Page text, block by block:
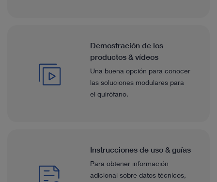
Demostración de los
productos & vídeos
Una buena opción para conocer
las soluciones modulares para
el quirófano.
Instrucciones de uso & guías
Para obtener información
adicional sobre datos técnicos,